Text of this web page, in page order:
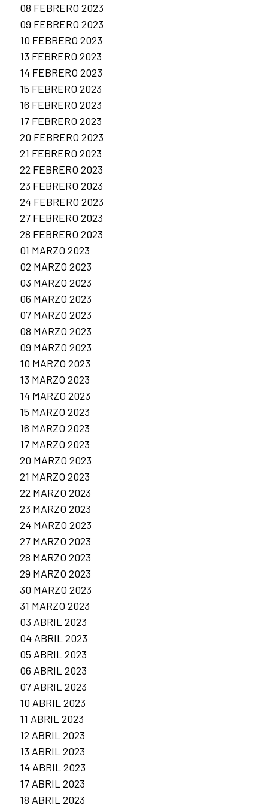
08 FEBRERO 2023
09 FEBRERO 2023
10 FEBRERO 2023
13 FEBRERO 2023
14 FEBRERO 2023
15 FEBRERO 2023
16 FEBRERO 2023
17 FEBRERO 2023
20 FEBRERO 2023
21 FEBRERO 2023
22 FEBRERO 2023
23 FEBRERO 2023
24 FEBRERO 2023
27 FEBRERO 2023
28 FEBRERO 2023
01 MARZO 2023
02 MARZO 2023
03 MARZO 2023
06 MARZO 2023
07 MARZO 2023
08 MARZO 2023
09 MARZO 2023
10 MARZO 2023
13 MARZO 2023
14 MARZO 2023
15 MARZO 2023
16 MARZO 2023
17 MARZO 2023
20 MARZO 2023
21 MARZO 2023
22 MARZO 2023
23 MARZO 2023
24 MARZO 2023
27 MARZO 2023
28 MARZO 2023
29 MARZO 2023
30 MARZO 2023
31 MARZO 2023
03 ABRIL 2023
04 ABRIL 2023
05 ABRIL 2023
06 ABRIL 2023
07 ABRIL 2023
10 ABRIL 2023
11 ABRIL 2023
12 ABRIL 2023
13 ABRIL 2023
14 ABRIL 2023
17 ABRIL 2023
18 ABRIL 2023